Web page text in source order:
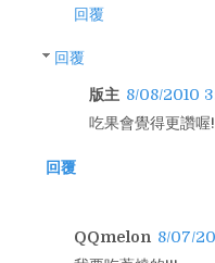
回覆
回覆
版主 8/08/2010
吃果會覺得更讚喔
回覆
QQmelon 8/07/